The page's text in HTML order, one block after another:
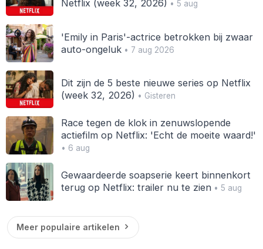
Netflix (week 32, 2026) • 5 aug
'Emily in Paris'-actrice betrokken bij zwaar
auto-ongeluk• 7 aug 2026
Dit zijn de 5 beste nieuwe series op Netflix
(week 32, 2026) • Gisteren
Race tegen de klok in zenuwslopende
actiefilm op Netflix: 'Echt de moeite waard!'
• 6 aug
Gewaardeerde soapserie keert binnenkort
terug op Netflix: trailer nu te zien• 5 aug
Meer populaire artikelen